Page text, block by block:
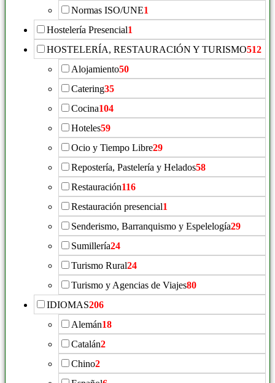
Normas ISO/UNE1
Hostelería Presencial1
HOSTELERÍA, RESTAURACIÓN Y TURISMO512
Alojamiento50
Catering35
Cocina104
Hoteles59
Ocio y Tiempo Libre29
Repostería, Pastelería y Helados58
Restauración116
Restauración presencial1
Senderismo, Barranquismo y Espelelogía29
Sumillería24
Turismo Rural24
Turismo y Agencias de Viajes80
IDIOMAS206
Alemán18
Catalán2
Chino2